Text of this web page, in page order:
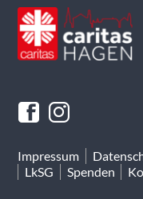
Impressum
LkSG
Spenden